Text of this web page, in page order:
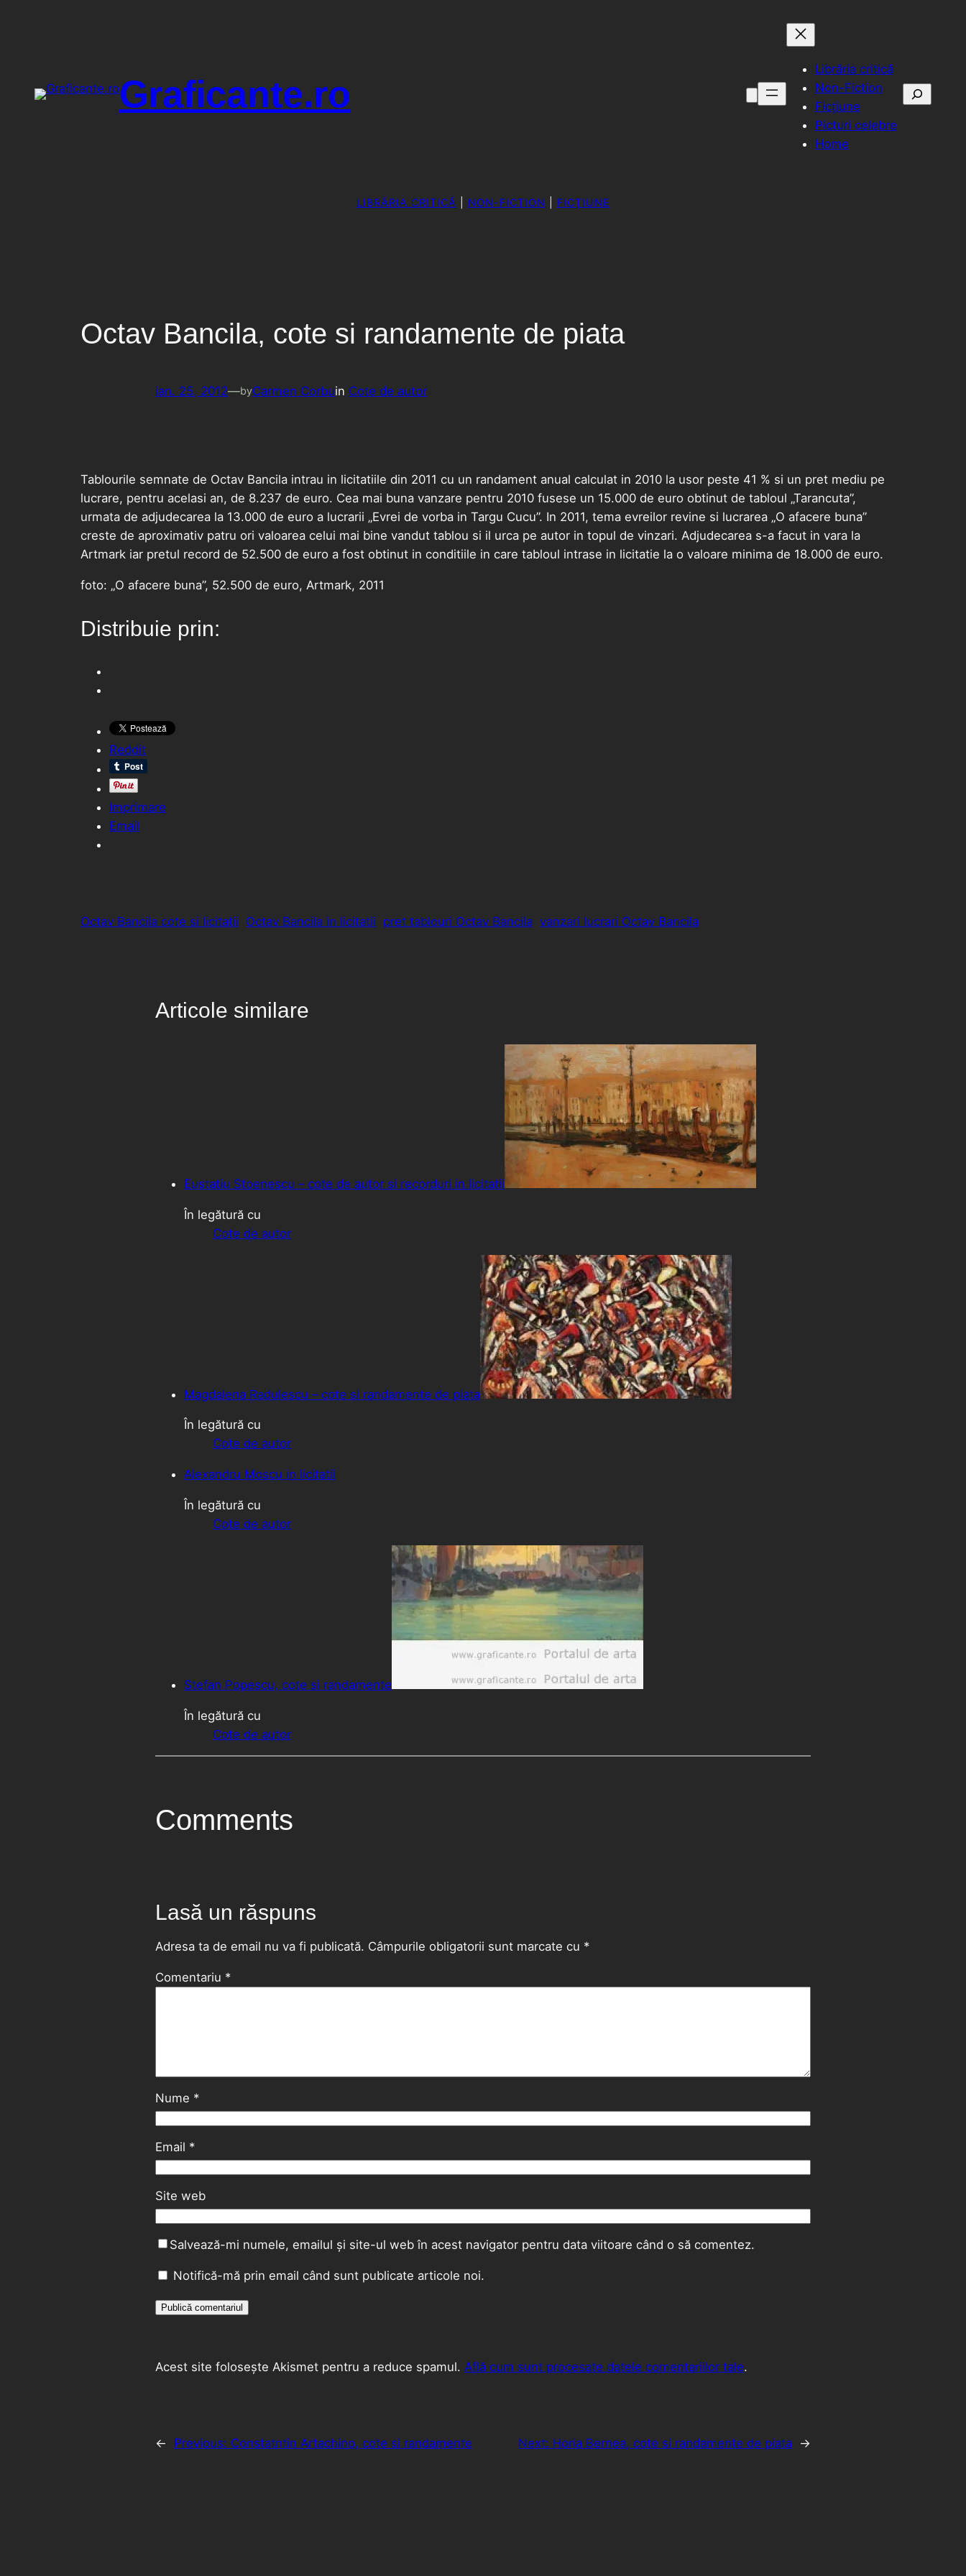
Graficante.ro
Librăria critică
Non-Fiction
Ficțiune
Picturi celebre
Home
Caută
LIBRĂRIA CRITICĂ NON-FICTION FICȚIUNE
Octav Bancila, cote si randamente de piata
ian. 25, 2012—byCarmen Corbuin Cote de autor
Tablourile semnate de Octav Bancila intrau in licitatiile din 2011 cu un randament anual calculat in 2010 la usor peste 41 % si un pret mediu pe
lucrare, pentru acelasi an, de 8.237 de euro. Cea mai buna vanzare pentru 2010 fusese un 15.000 de euro obtinut de tabloul „Tarancuta”,
urmata de adjudecarea la 13.000 de euro a lucrarii „Evrei de vorba in Targu Cucu”. In 2011, tema evreilor revine si lucrarea „O afacere buna”
creste de aproximativ patru ori valoarea celui mai bine vandut tablou si il urca pe autor in topul de vinzari. Adjudecarea s-a facut in vara la
Artmark iar pretul record de 52.500 de euro a fost obtinut in conditiile in care tabloul intrase in licitatie la o valoare minima de 18.000 de euro.
foto: „O afacere buna”, 52.500 de euro, Artmark, 2011
Distribuie prin:
Reddit
Imprimare
Email
Octav Bancila cote si licitatii Octav Bancila in licitatii pret tablouri Octav Bancila vanzari lucrari Octav Bancila
Articole similare
Eustatiu Stoenescu – cote de autor si recorduri in licitatii
În legătură cu
Cote de autor
Magdalena Radulescu – cote si randamente de piata
În legătură cu
Cote de autor
Alexandru Moscu in licitatii
În legătură cu
Cote de autor
Stefan Popescu, cote si randamente
În legătură cu
Cote de autor
Comments
Lasă un răspuns
Adresa ta de email nu va fi publicată. Câmpurile obligatorii sunt marcate cu *
Comentariu *
Nume *
Email *
Site web
Salvează-mi numele, emailul și site-ul web în acest navigator pentru data viitoare când o să comentez.
Notifică-mă prin email când sunt publicate articole noi.
Acest site folosește Akismet pentru a reduce spamul. Află cum sunt procesate datele comentariilor tale.
← Previous: Constatntin Artachino, cote si randamente Next: Horia Bernea, cote si randamente de piata →